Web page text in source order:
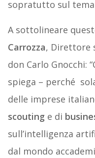
sopratutto sul
A sottolineare
Carrozza, Direttore
don Carlo Gnocchi:
spiega – perché
delle imprese
scouting e di
sull’intelligenza
dal mondo